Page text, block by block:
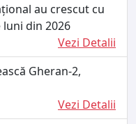
au crescut cu
din 2026
Vezi Detalii
Gheran-2,
Vezi Detalii